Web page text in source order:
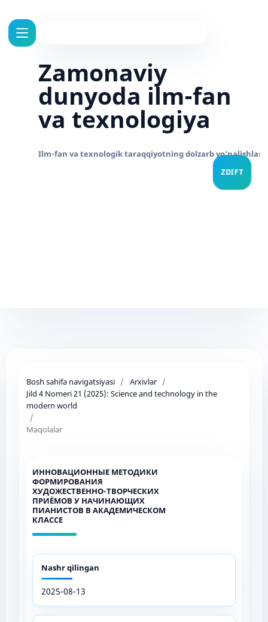
Zamonaviy
dunyoda ilm-fan
va texnologiya
Bosh sahifa navigatsiyasi / Arxivlar /
Jild 4 Nomeri 21 (2025): Science and technology in the
modern world
/
Maqolalar
ИННОВАЦИОННЫЕ МЕТОДИКИ
ФОРМИРОВАНИЯ
ХУДОЖЕСТВЕННО-ТВОРЧЕСКИХ
ПРИЁМОВ У НАЧИНАЮЩИХ
ПИАНИСТОВ В АКАДЕМИЧЕСКОМ
КЛАССЕ
Nashr qilingan
2025-08-13